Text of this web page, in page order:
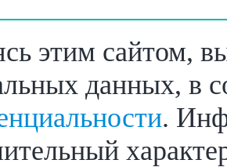
этим сайтом,
данных, в
.